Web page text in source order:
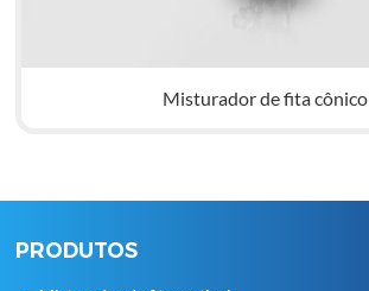
Misturador de fita cônico
PRODUTOS